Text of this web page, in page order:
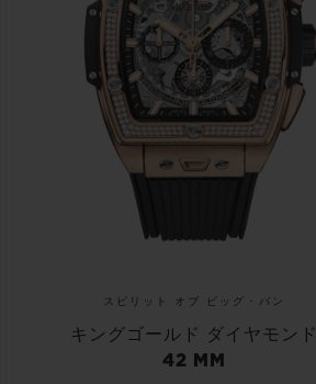
スピリット オブ ビッグ・バン
キングゴールド ダイヤモンド
42 MM